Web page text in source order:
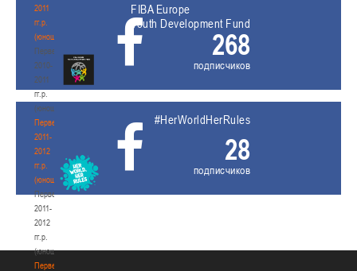
2011
гг.р.
(юноши)
Первенство
2010-
2011
гг.р.
(юноши)
Первенство
2011-
2012
гг.р.
(юноши)
Первенство
2011-
2012
гг.р.
(юноши)
Первенство
FIBA Europe
Youth Development Fund
268
подписчиков
#HerWorldHerRules
28
подписчиков